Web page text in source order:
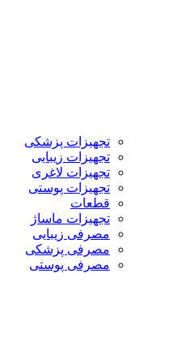
تجهیزات پزشکی
تجهیزات زیبایی
تجهیزات لاغری
تجهیزات پوستی
قطعات
تجهیزات ماساژ
مصرفی زیبایی
مصرفی پزشکی
مصرفی پوستی